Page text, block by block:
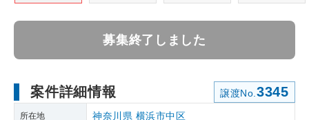
募集終了しました
案件詳細情報 譲渡No. 3345
所在地 神奈川県 横浜市中区